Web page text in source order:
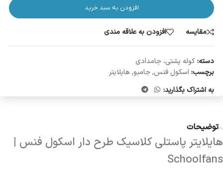
افزودن به سبد خرید
مقایسه افزودن به علاقه مندی
دسته:کوله پشتی، جامدادی
برچسب: اسکول فنس,جامبو, هایلایتر
به اشتراک بگذارید:
توضیحات
هایلایتر پاستلی کلاسیک طرح دار اسکول فنس |
Schoolfans